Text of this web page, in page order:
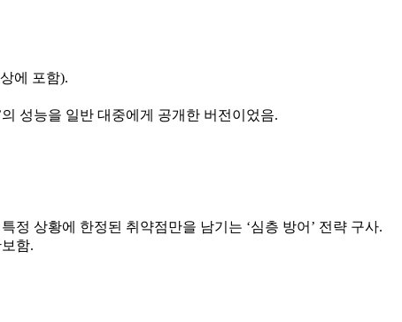
에 포함).
성능을 일반 대중에게 공개한 버전이었음.
정 상황에 한정된 취약점만을 남기는 ‘심층 방어’ 전략 구사.
함.